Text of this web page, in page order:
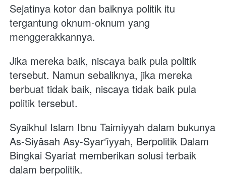
Sejatinya kotor dan baiknya politik itu
tergantung oknum-oknum yang
menggerakkannya.
Jika mereka baik, niscaya baik pula politik
tersebut. Namun sebaliknya, jika mereka
berbuat tidak baik, niscaya tidak baik pula
politik tersebut.
Syaikhul Islam Ibnu Taimiyyah dalam bukunya
As-Siyâsah Asy-Syar‘îyyah, Berpolitik Dalam
Bingkai Syariat memberikan solusi terbaik
dalam berpolitik.